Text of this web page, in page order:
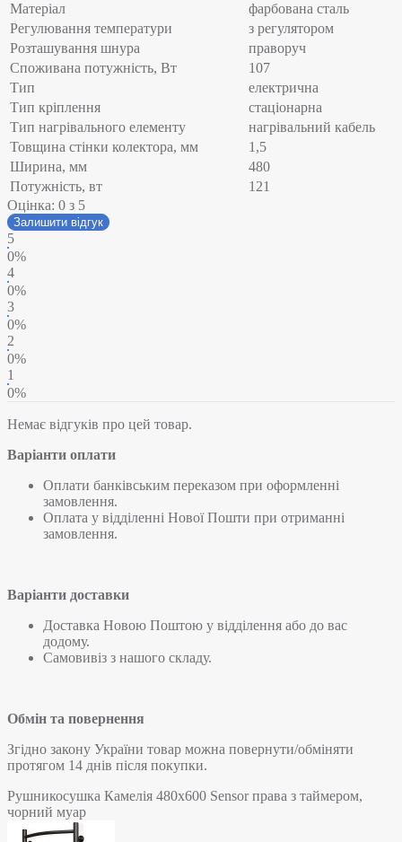
Матеріал
фарбована сталь
Регулювання температури
з регулятором
Розташування шнура
праворуч
Споживана потужність, Вт
107
Тип
електрична
Тип кріплення
стаціонарна
Тип нагрівального елементу
нагрівальний кабель
Товщина стінки колектора, мм
1,5
Ширина, мм
480
Потужність, вт
121
Оцінка: 0 з 5
Залишити відгук
5
0%
4
0%
3
0%
2
0%
1
0%
Немає відгуків про цей товар.
Варіанти оплати
Оплати банківським переказом при оформленні
замовлення.
Оплата у відділенні Нової Пошти при отриманні
замовлення.
Варіанти доставки
Доставка Новою Поштою у відділення або до вас
додому.
Самовивіз з нашого складу.
Обмін та повернення
Згідно закону України товар можна повернути/обміняти
протягом 14 днів після покупки.
Рушникосушка Камелія 480х600 Sensor права з таймером,
чорний муар